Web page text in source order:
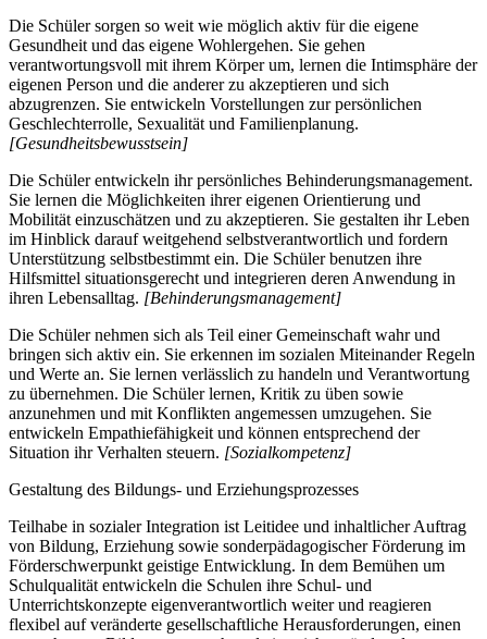
Die Schüler sorgen so weit wie möglich aktiv für die eigene
Gesundheit und das eigene Wohlergehen. Sie gehen
verantwortungsvoll mit ihrem Körper um, lernen die Intimsphäre der
eigenen Person und die anderer zu akzeptieren und sich
abzugrenzen. Sie entwickeln Vorstellungen zur persönlichen
Geschlechterrolle, Sexualität und Familienplanung.
[Gesundheitsbewusstsein]
Die Schüler entwickeln ihr persönliches Behinderungsmanagement.
Sie lernen die Möglichkeiten ihrer eigenen Orientierung und
Mobilität einzuschätzen und zu akzeptieren. Sie gestalten ihr Leben
im Hinblick darauf weitgehend selbstverantwortlich und fordern
Unterstützung selbstbestimmt ein. Die Schüler benutzen ihre
Hilfsmittel situationsgerecht und integrieren deren Anwendung in
ihren Lebensalltag. [Behinderungsmanagement]
Die Schüler nehmen sich als Teil einer Gemeinschaft wahr und
bringen sich aktiv ein. Sie erkennen im sozialen Miteinander Regeln
und Werte an. Sie lernen verlässlich zu handeln und Verantwortung
zu übernehmen. Die Schüler lernen, Kritik zu üben sowie
anzunehmen und mit Konflikten angemessen umzugehen. Sie
entwickeln Empathiefähigkeit und können entsprechend der
Situation ihr Verhalten steuern. [Sozialkompetenz]
Gestaltung des Bildungs- und Erziehungsprozesses
Teilhabe in sozialer Integration ist Leitidee und inhaltlicher Auftrag
von Bildung, Erziehung sowie sonderpädagogischer Förderung im
Förderschwerpunkt geistige Entwicklung. In dem Bemühen um
Schulqualität entwickeln die Schulen ihre Schul- und
Unterrichtskonzepte eigenverantwortlich weiter und reagieren
flexibel auf veränderte gesellschaftliche Herausforderungen, einen